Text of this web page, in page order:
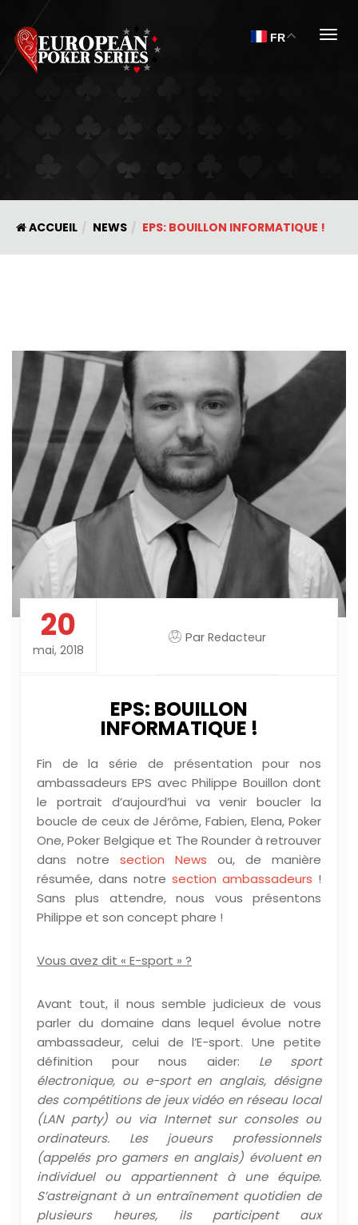
FR
ACCUEIL NEWS EPS: BOUILLON INFORMATIQUE !
20
mai, 2018
Par Redacteur
EPS: BOUILLON
INFORMATIQUE !
Fin de la série de présentation pour nos
ambassadeurs EPS avec Philippe Bouillon dont
le portrait d’aujourd’hui va venir boucler la
boucle de ceux de Jérôme, Fabien, Elena, Poker
One, Poker Belgique et The Rounder à retrouver
dans notre section News ou, de manière
résumée, dans notre section ambassadeurs !
Sans plus attendre, nous vous présentons
Philippe et son concept phare !
Vous avez dit « E-sport » ?
Avant tout, il nous semble judicieux de vous
parler du domaine dans lequel évolue notre
ambassadeur, celui de l’E-sport. Une petite
définition pour nous aider: Le sport
électronique, ou e-sport en anglais, désigne
des compétitions de jeux vidéo en réseau local
(LANparty) ou via Internetsur consoles ou
ordinateurs. Les joueurs professionnels
(appelés pro gamers en anglais) évoluent en
individuel ou appartiennent à une équipe.
S’astreignant à un entraînement quotidien de
plusieurs heures, ils participent aux